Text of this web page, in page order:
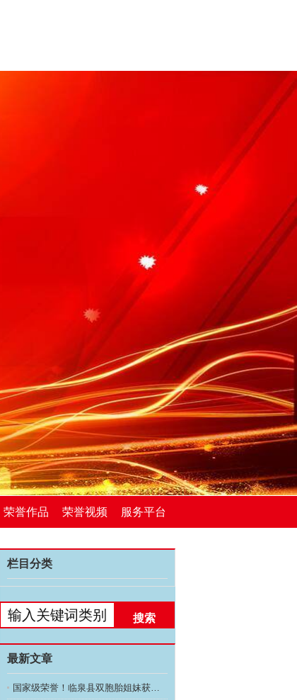
荣誉作品 荣誉视频 服务平台
栏目分类
搜索
最新文章
国家级荣誉！临泉县双胞胎姐妹获评全国新时代“好少年